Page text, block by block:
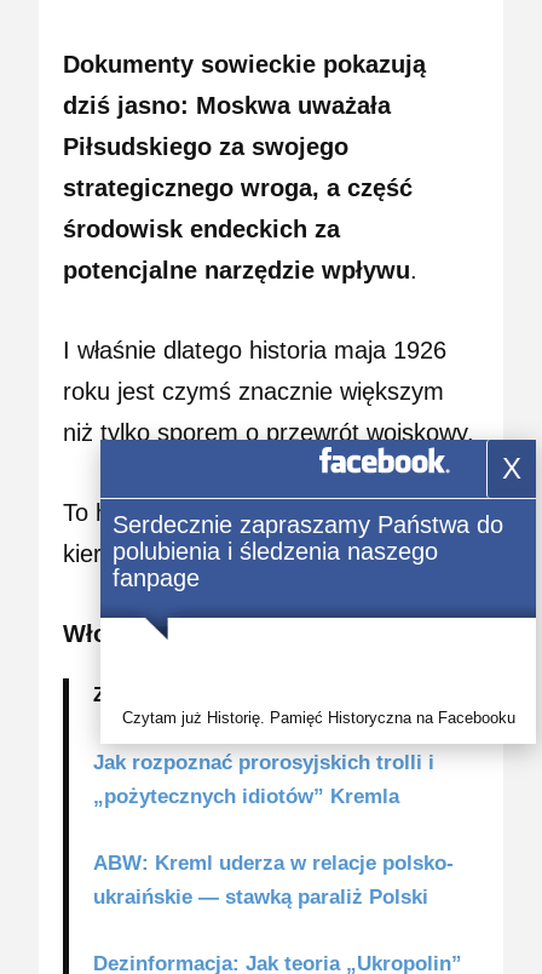
Dokumenty sowieckie pokazują
dziś jasno: Moskwa uważała
Piłsudskiego za swojego
strategicznego wroga, a część
środowisk endeckich za
potencjalne narzędzie wpływu.
I właśnie dlatego historia maja 1926
roku jest czymś znacznie większym
niż tylko sporem o przewrót wojskowy.
To historia walki o geopolityczny
kierunek Polski.
Włodzimierz Iszczuk
ZOBACZ TAKŻE:
Jak rozpoznać prorosyjskich trolli i
„pożytecznych idiotów” Kremla
ABW: Kreml uderza w relacje polsko-
ukraińskie — stawką paraliż Polski
Dezinformacja: Jak teoria „Ukropolin”
X
Serdecznie zapraszamy Państwa do
polubienia i śledzenia naszego
fanpage
Czytam już Historię. Pamięć Historyczna na Facebooku